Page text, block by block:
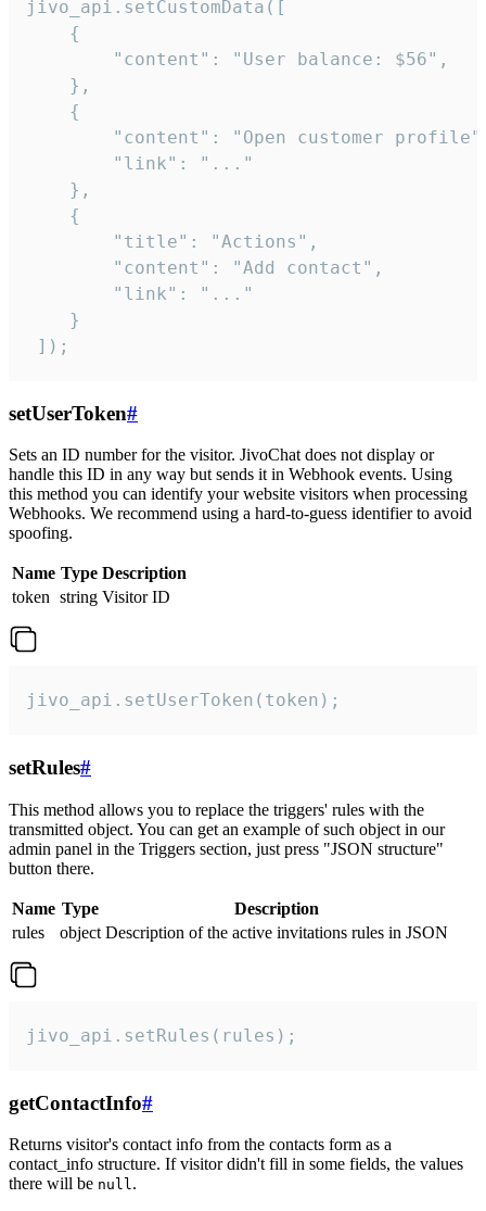
jivo_api.setCustomData([
    {
        "content": "User balance: $56",
    },
    {
"content": "Open customer
        "link": "..."
    },
    {
        "title": "Actions",
        "content": "Add contact",
        "link": "..."
    }
]);
setUserToken#
Sets an ID number for the visitor. JivoChat does not display or
handle this ID in any way but sends it in Webhook events. Using
this method you can identify your website visitors when processing
Webhooks. We recommend using a hard-to-guess identifier to avoid
spoofing.
Name Type Description
token string Visitor ID
jivo_api.setUserToken(token);
setRules#
This method allows you to replace the triggers' rules with the
transmitted object. You can get an example of such object in our
admin panel in the Triggers section, just press "JSON structure"
button there.
Name Type
Description
rules
object Description of the active invitations rules in JSON
jivo_api.setRules(rules);
getContactInfo#
Returns visitor's contact info from the contacts form as a
contact_info structure. If visitor didn't fill in some fields, the values
there will be null.